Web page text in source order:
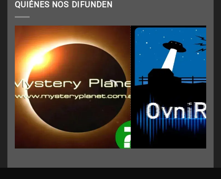
QUIÉNES NOS DIFUNDEN